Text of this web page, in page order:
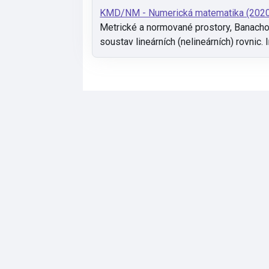
KMD/NM - Numerická matematika
Metrické a normované prostory,
soustav lineárních (nelineárních) rovnic.